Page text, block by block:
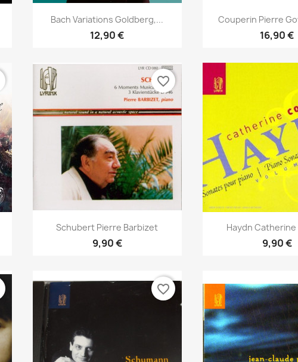
Aperçu rapide
Bach Variations Goldberg,...
12,90 €
Aperçu
Couperin Pierre
16,90 €
Aperçu rapide
Schubert Pierre Barbizet
9,90 €
favorite_border
Aperçu
Haydn Catherine
9,90 €
favorite_border